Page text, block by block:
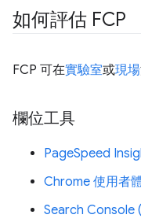
如何評估 FCP
FCP 可在實驗室或現場
欄位工具
PageSpeed
Chrome 使用者
Search Console